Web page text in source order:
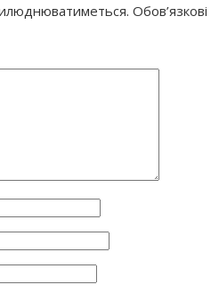
Обов’язкові